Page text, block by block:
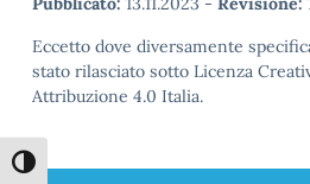
Attiva/disattiva alto contrasto
Eccetto dove diversamente
stato rilasciato sotto Licenza
Attribuzione 4.0 Italia.